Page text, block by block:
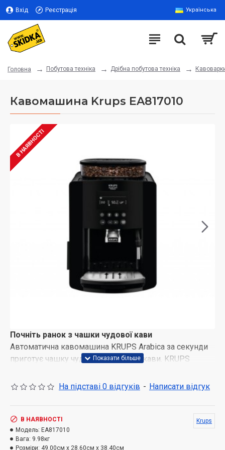
Вхід Реєстрація Українська
Головна Побутова техніка Дрібна побутова техніка
Кавомашина Krups EA817010
В НАЯВНОСТІ
Почніть ранок з чашки чудової кави
Автоматична кавомашина KRUPS Arabica за секунди
приготує чашку чудової ароматної кави. KRUPS
який ви мріяли. Кавомашина володіє інтуїтивно
Унікальна технологія Quattro Force
Для отримання ідеально збалансованого смаку в
На підставі 0 відгуків - Написати відгук
В НАЯВНОСТІ
Модель: EA817010
Вага: 9.98кг
Розміри: 49.00см x 28.60см x 38.40см
Krups